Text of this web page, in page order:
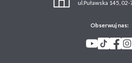
ul.Puławska 145,
Obserwuj nas: